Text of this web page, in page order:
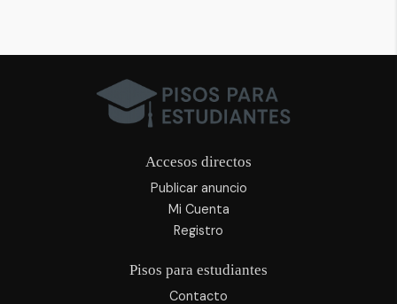
Accesos directos
Publicar anuncio
Mi Cuenta
Registro
Pisos para estudiantes
Contacto